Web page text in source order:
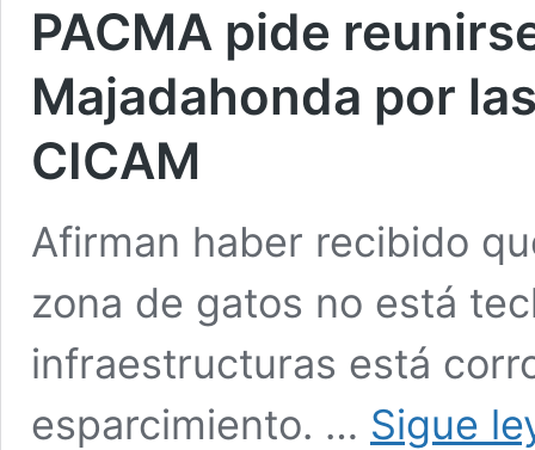
PACMA pide
Majadahonda por
CICAM
Afirman haber recibido
zona de gatos no está
infraestructuras está
esparcimiento. … Sigue